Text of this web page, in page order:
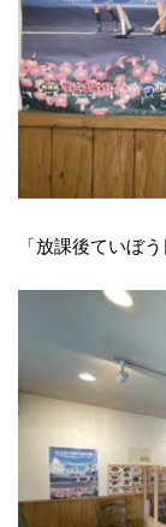
「放課後ていぼ